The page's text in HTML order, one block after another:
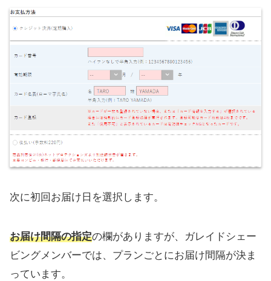
次に初回お届け日を選択します。
お届け間隔の指定の欄がありますが、ガレイドシェー
ビングメンバーでは、プランごとにお届け間隔が決ま
っています。